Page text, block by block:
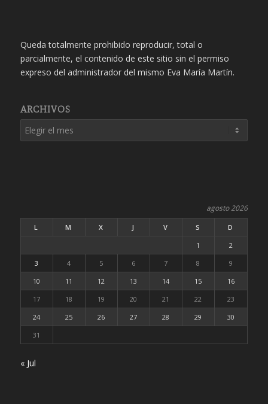
Queda totalmente prohibido reproducir, total o
parcialmente, el contenido de este sitio sin el permiso
expreso del administrador del mismo Eva María Martín.
ARCHIVOS
agosto 2026
L M X J V S
D
1
2
3
4 5 6 7 8
9
10
11 12 13 14 15
16
17
18 19 20 21 22
23
24
25 26 27 28 29
30
31
« Jul